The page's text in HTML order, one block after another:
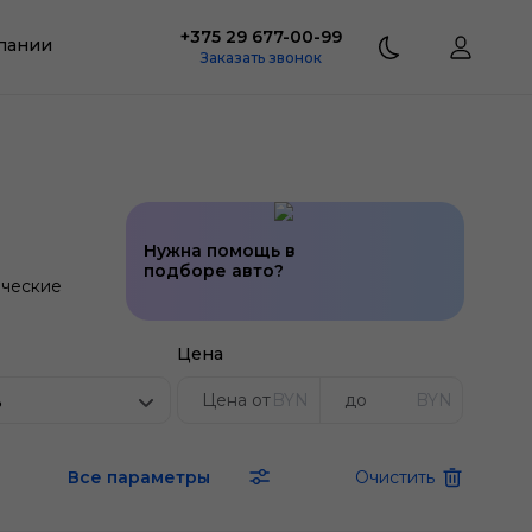
+375 29 677-00-99
Заказать звонок
Нужна помощь в
подборе авто?
Цена
BYN BYN
Все параметры Очистить